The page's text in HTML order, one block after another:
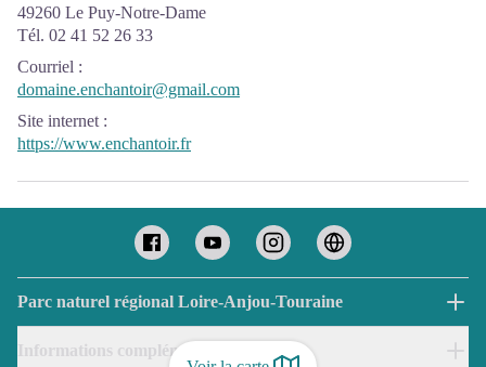
49260 Le Puy-Notre-Dame
Tél. 02 41 52 26 33
Courriel :
domaine.enchantoir@gmail.com
Site internet :
https://www.enchantoir.fr
Parc naturel régional Loire-Anjou-Touraine
Informations complémentaires